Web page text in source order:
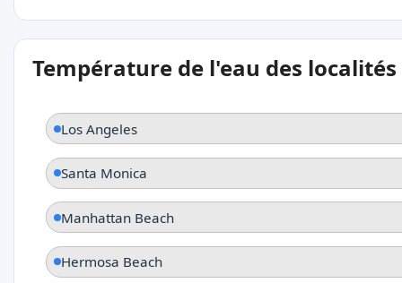
Température de l'eau des
Los Angeles
Santa Monica
Manhattan Beach
Hermosa Beach